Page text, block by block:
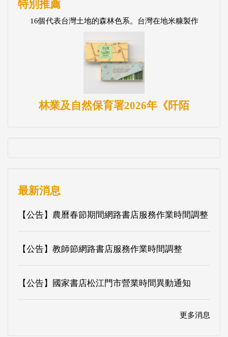
特別推薦
16個代表台灣土地的森林色系。台灣在地米糠製作
林業及自然保育署2026年《阡陌
最新消息
【公告】農曆春節期間網路書店服務作業時間調整
【公告】教師節網路書店服務作業時間調整
【公告】國家書店松江門市營業時間異動通知
更多消息